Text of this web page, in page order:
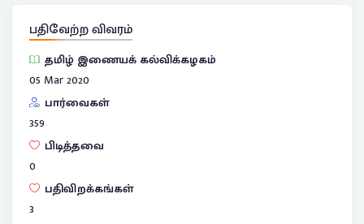
பதிவேற்ற விவரம்
தமிழ் இணையக் கல்விக்கழகம்
05 Mar 2020
பார்வைகள்
359
பிடித்தவை
0
பதிவிறக்கங்கள்
3